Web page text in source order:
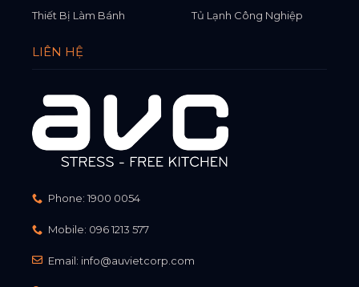
Thiết Bị Làm Bánh
Tủ Lạnh Công Nghiệp
LIÊN HỆ
Phone: 1900 0054
Mobile: 096 1213 577
Email: info@auvietcorp.com